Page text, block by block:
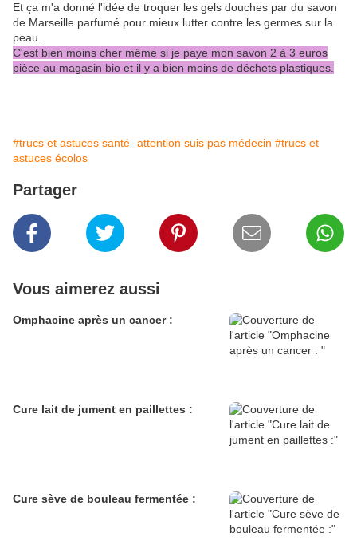
Et ça m'a donné l'idée de troquer les gels douches par du savon
de Marseille parfumé pour mieux lutter contre les germes sur la
peau.
C'est bien moins cher même si je paye mon savon 2 à 3 euros
pièce au magasin bio et il y a bien moins de déchets plastiques.
#trucs et astuces santé- attention suis pas médecin #trucs et
astuces écolos
Partager
Vous aimerez aussi
Omphacine après un cancer :
Cure lait de jument en paillettes :
Cure sève de bouleau fermentée :